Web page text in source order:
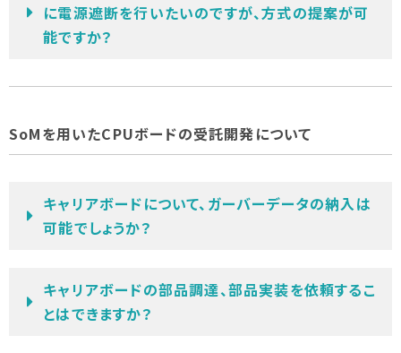
に電源遮断を行いたいのですが、方式の提案が可
能ですか？
SoMを用いたCPUボードの受託開発について
キャリアボードについて、ガーバーデータの納入は
可能でしょうか？
キャリアボードの部品調達、部品実装を依頼するこ
とはできますか？